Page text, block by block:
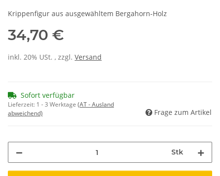
Krippenfigur aus ausgewähltem Bergahorn-Holz
34,70 €
inkl. 20% USt. , zzgl. Versand
Sofort verfügbar
Lieferzeit: 1 - 3 Werktage (AT - Ausland
abweichend)
Frage zum Artikel
Stk